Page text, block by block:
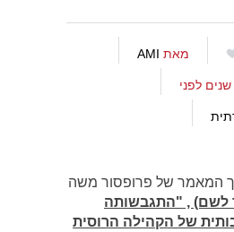
מאת AMI
המאמר של פרופסור משה
לשם) , "התגבשותה
של הקהילה הרוסית